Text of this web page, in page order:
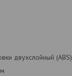
двухслойный (ABS)